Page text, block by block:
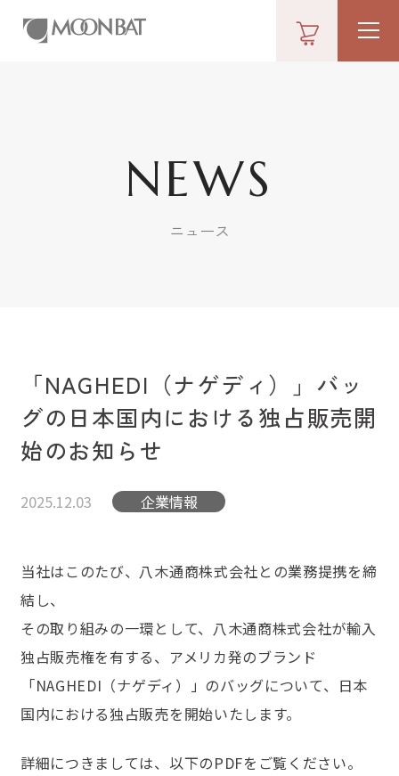
NEWS
ニュース
「NAGHEDI（ナゲディ）」バッ
グの日本国内における独占販売開
始のお知らせ
2025.12.03 企業情報
当社はこのたび、八木通商株式会社との業務提携を締
結し、
その取り組みの一環として、八木通商株式会社が輸入
独占販売権を有する、アメリカ発のブランド
「NAGHEDI（ナゲディ）」のバッグについて、日本
国内における独占販売を開始いたします。
詳細につきましては、以下のPDFをご覧ください。